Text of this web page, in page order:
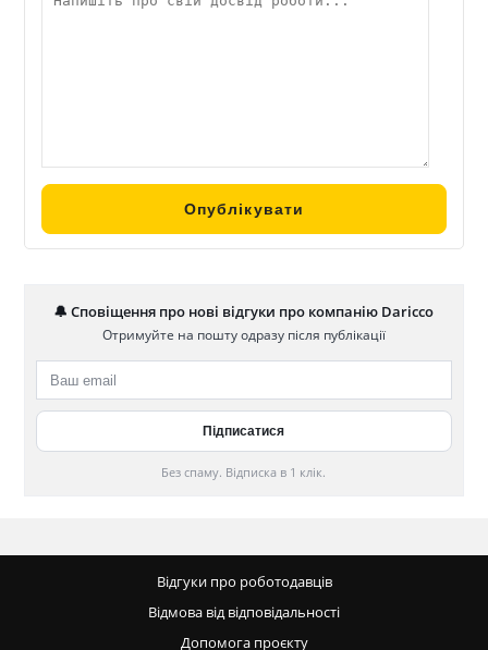
🔔 Сповіщення про нові відгуки про компанію Daricco
Отримуйте на пошту одразу після публікації
Без спаму. Відписка в 1 клік.
Відгуки про роботодавців
Відмова від відповідальності
Допомога проєкту